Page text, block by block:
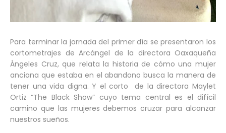
Para terminar la jornada del primer día se presentaron los
cortometrajes de Arcángel de la directora Oaxaqueña
Ángeles Cruz, que relata la historia de cómo una mujer
anciana que estaba en el abandono busca la manera de
tener una vida digna. Y el corto de la directora Maylet
Ortiz “The Black Show” cuyo tema central es el difícil
camino que las mujeres debemos cruzar para alcanzar
nuestros sueños.